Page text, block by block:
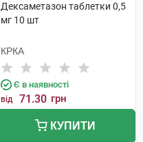
Дексаметазон таблетки 0,5
мг 10 шт
КРКА
Є в наявності
від 71.30 грн
КУПИТИ